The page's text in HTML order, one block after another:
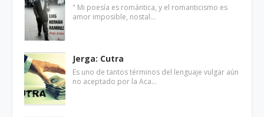
" Mi poesía es romántica, y el romanticismo es
amor imposible, nostal…
Jerga: Cutra
Es uno de tantos términos del lenguaje vulgar aún
no aceptado por la Aca…